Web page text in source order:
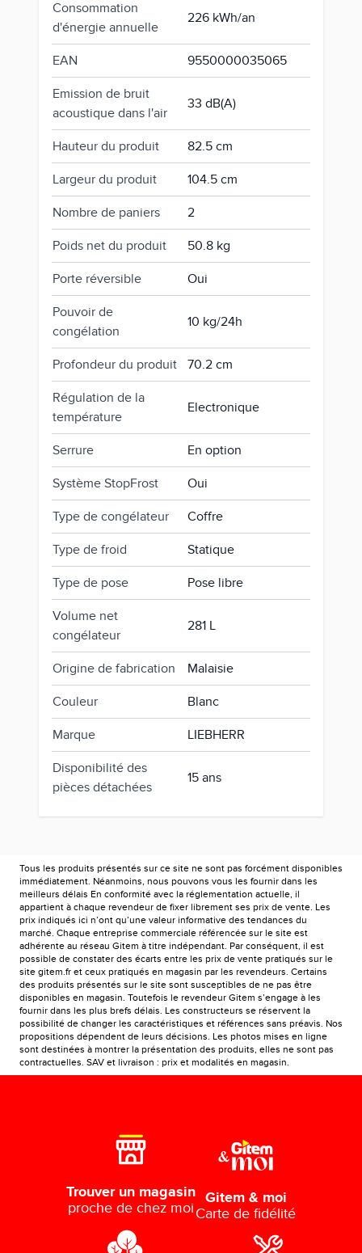
Consommation
d'énergie annuelle
226 kWh/an
EAN 9550000035065
Emission de bruit
acoustique dans l'air
33 dB(A)
Hauteur du produit 82.5 cm
Largeur du produit 104.5 cm
Nombre de paniers 2
Poids net du produit 50.8 kg
Porte réversible Oui
Pouvoir de
congélation
10 kg/24h
Profondeur du produit 70.2 cm
Régulation de la
température
Electronique
Serrure En option
Système StopFrost Oui
Type de congélateur Coffre
Type de froid Statique
Type de pose Pose libre
Volume net
congélateur
281 L
Origine de fabrication Malaisie
Couleur Blanc
Marque LIEBHERR
Disponibilité des
pièces détachées
15 ans
Tous les produits présentés sur ce site ne sont pas forcément disponibles
immédiatement. Néanmoins, nous pouvons vous les fournir dans les
meilleurs délais En conformité avec la réglementation actuelle, il
appartient à chaque revendeur de fixer librement ses prix de vente. Les
prix indiqués ici n’ont qu’une valeur informative des tendances du
marché. Chaque entreprise commerciale référencée sur le site est
adhérente au réseau Gitem à titre indépendant. Par conséquent, il est
possible de constater des écarts entre les prix de vente pratiqués sur le
site gitem.fr et ceux pratiqués en magasin par les revendeurs. Certains
des produits présentés sur le site sont susceptibles de ne pas être
disponibles en magasin. Toutefois le revendeur Gitem s’engage à les
fournir dans les plus brefs délais. Les constructeurs se réservent la
possibilité de changer les caractéristiques et références sans préavis. Nos
propositions dépendent de leurs décisions. Les photos mises en ligne
sont destinées à montrer la présentation des produits, elles ne sont pas
contractuelles. SAV et livraison : prix et modalités en magasin.
Trouver un magasin
proche de chez moi
Gitem & moi
Carte de fidélité